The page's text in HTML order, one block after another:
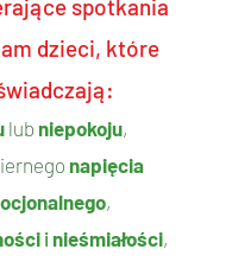
spotkania
dzieci, które
lub niepokoju,
napięcia
,
i nieśmiałości,